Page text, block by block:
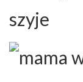
szyje